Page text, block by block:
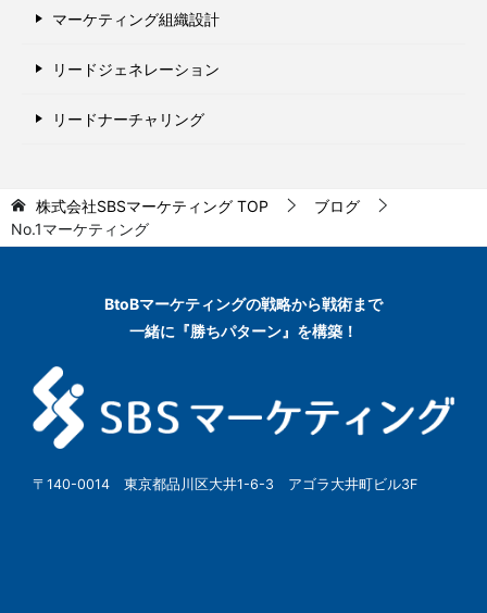
マーケティング組織設計
リードジェネレーション
リードナーチャリング
株式会社SBSマーケティング TOP
ブログ
No.1マーケティング
BtoBマーケティングの戦略から戦術まで
一緒に『勝ちパターン』を構築！
〒140-0014 東京都品川区大井1-6-3 アゴラ大井町ビル3F